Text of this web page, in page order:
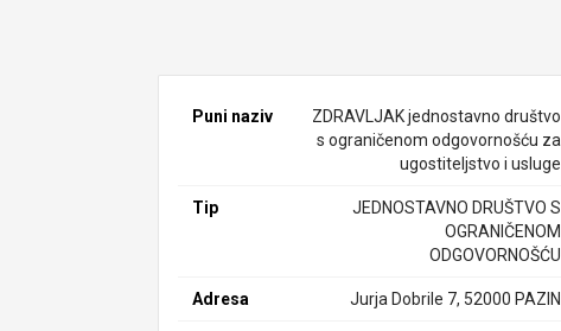
Puni naziv
ZDRAVLJAK jednostavno društvo
s ograničenom odgovornošću za
ugostiteljstvo i usluge
Tip
JEDNOSTAVNO DRUŠTVO S
OGRANIČENOM
ODGOVORNOŠĆU
Adresa Jurja Dobrile 7, 52000 PAZIN